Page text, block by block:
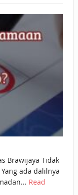
SEBAB
MENGANGSUR
SENDIRI
Brawijaya Tidak
ada dalilnya
Read